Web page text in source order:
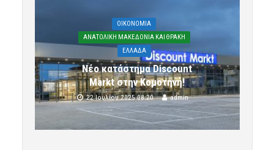
OIKONOMIA
ΑΝΑΤΟΛΙΚΗ ΜΑΚΕΔΟΝΙΑ ΚΑΙ ΘΡΑΚΗ
ΕΛΛΑΔΑ
Νέο κατάστημα Discount
Markt στην Κομοτηνή!
22 Ιουλίου 2025 08:20 admin